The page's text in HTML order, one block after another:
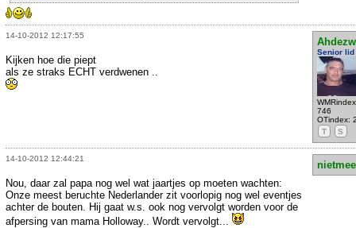
14-10-2012 12:17:55
Senior lid
746
OTindex:
T
S
Kijken hoe die piept
als ze straks ECHT verdwenen ..
14-10-2012 12:44:21
Nou, daar zal papa nog wel wat jaartjes op moeten wachten:
Onze meest beruchte Nederlander zit voorlopig nog wel eventjes
achter de bouten. Hij gaat w.s. ook nog vervolgt worden voor de
afpersing van mama Holloway.. Wordt vervolgt...